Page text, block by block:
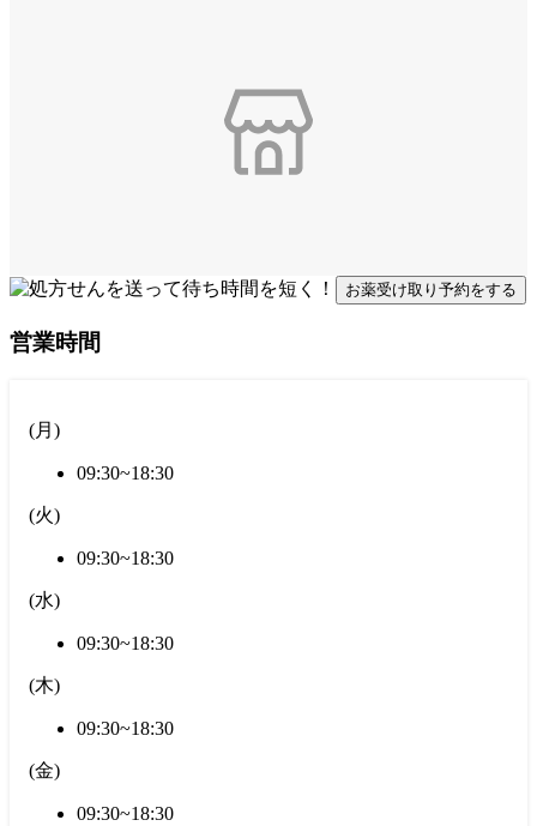
お薬受け取り予約をする
営業時間
(月 )
09:30~18:30
(火)
09:30~18:30
(水)
09:30~18:30
(木)
09:30~18:30
(金)
09:30~18:30